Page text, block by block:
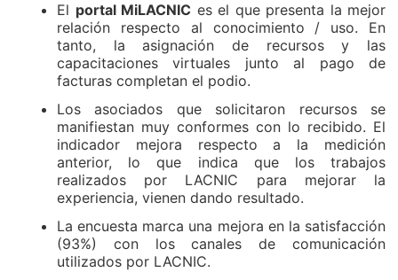
El portal MiLACNIC es el que presenta la mejor
relación respecto al conocimiento / uso. En
tanto, la asignación de recursos y las
capacitaciones virtuales junto al pago de
facturas completan el podio.
Los asociados que solicitaron recursos se
manifiestan muy conformes con lo recibido. El
indicador mejora respecto a la medición
anterior, lo que indica que los trabajos
realizados por LACNIC para mejorar la
experiencia, vienen dando resultado.
La encuesta marca una mejora en la satisfacción
(93%) con los canales de comunicación
utilizados por LACNIC.